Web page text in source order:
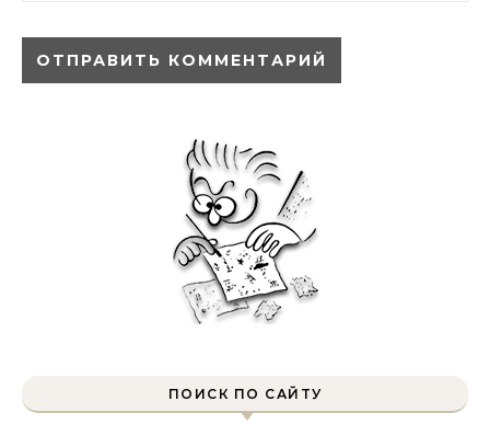
ПОИСК ПО САЙТУ